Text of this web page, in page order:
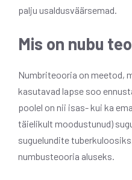
palju usaldusväärsemad.
Mis on nubu
Numbriteooria on meetod,
kasutavad lapse soo
poolel on nii isas- kui ka
täielikult moodustunud)
suguelundite
numbusteooria aluseks.